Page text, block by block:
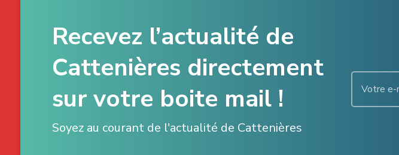
Recevez l’actualité de
Cattenières directement
sur votre boite mail !
Soyez au courant de l'actualité de Cattenières